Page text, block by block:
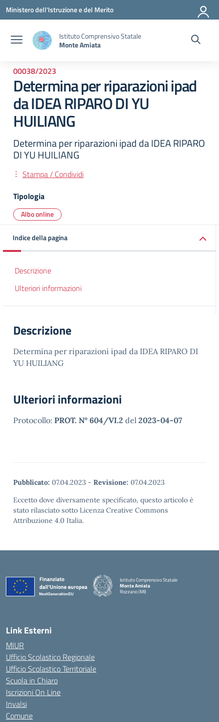
Vai ai contenuti
Vai al menu di navigazione
Vai al footer
Ministero dell'Istruzione e del Merito
Istituto Comprensivo Statale
Monte Amiata
00038/2023
Determina per riparazioni ipad
da IDEA RIPARO DI YU
HUILIANG
Determina per riparazioni ipad da IDEA RIPARO
DI YU HUILIANG
Stampa / Condividi
Tipologia
Albo online
Indice della pagina
Descrizione
Ulteriori informazioni
Descrizione
Determina per riparazioni ipad da IDEA RIPARO DI
YU HUILIANG
Ulteriori informazioni
Protocollo: PROT. N° 604/VI.2 del 2023-04-07
Pubblicato: 07.04.2023 - Revisione: 07.04.2023
Eccetto dove diversamente specificato, questo articolo è
stato rilasciato sotto Licenza Creative Commons
Attribuzione 4.0 Italia.
Istituto Comprensivo Statale
Monte Amiata
Rozzano (MI)
Link Esterni
MIUR
Ufficio Scolastico Regionale
Ufficio Scolastico Territoriale
Scuola in Chiaro
Iscrizioni On Line
Invalsi
Comune